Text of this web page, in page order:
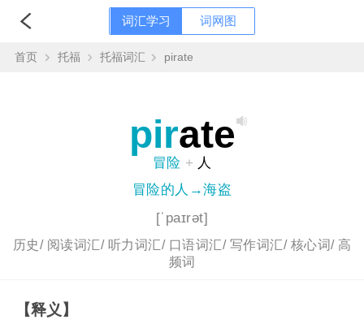
词汇学习 词网图
首页 托福 托福词汇 pirate
pirate
冒险 + 人
冒险的人→海盗
[ˈpaɪrət]
历史/ 阅读词汇/ 听力词汇/ 口语词汇/ 写作词汇/ 核心词/ 高
频词
【释义】